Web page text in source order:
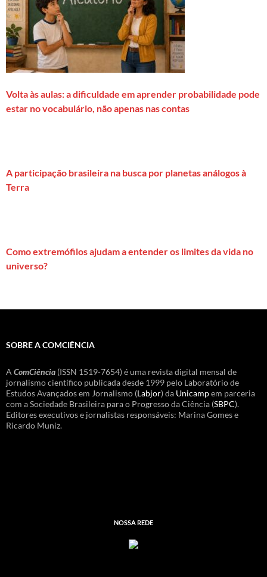
Volta às aulas: a dificuldade em aprender probabilidade pode
estar no vocabulário, não apenas nas contas
A participação brasileira na busca por planetas análogos à
Terra
Como extremófilos ajudam a entender os limites da vida no
universo?
SOBRE A COMCIÊNCIA
A ComCiência (ISSN 1519-7654) é uma revista digital mensal de
jornalismo científico publicada desde 1999 pelo Laboratório de
Estudos Avançados em Jornalismo (Labjor) da Unicampem parceria
com a Sociedade Brasileira para o Progresso da Ciência (SBPC).
Editores executivos e jornalistas responsáveis: Marina Gomes e
Ricardo Muniz.
NOSSA REDE